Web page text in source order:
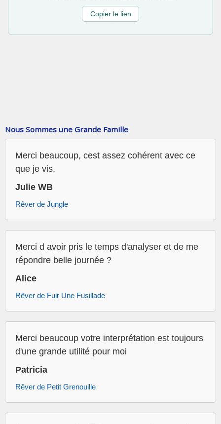
Copier le lien
Nous Sommes une Grande Famille
Merci beaucoup, cest assez cohérent avec ce
que je vis.
Julie WB
Rêver de Jungle
Merci d avoir pris le temps d'analyser et de me
répondre belle journée ?
Alice
Rêver de Fuir Une Fusillade
Merci beaucoup votre interprétation est toujours
d'une grande utilité pour moi
Patricia
Rêver de Petit Grenouille